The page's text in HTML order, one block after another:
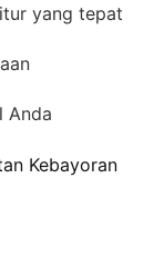
yang tepat
Anda
Kebayoran